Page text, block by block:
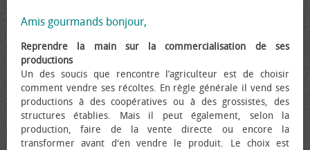
Amis gourmands bonjour,
Reprendre la main sur la commercialisation de ses
productions
Un des soucis que rencontre l’agriculteur est de choisir
comment vendre ses récoltes. En règle générale il vend ses
productions à des coopératives ou à des grossistes, des
structures établies. Mais il peut également, selon la
production, faire de la vente directe ou encore la
transformer avant d'en vendre le produit. Le choix est